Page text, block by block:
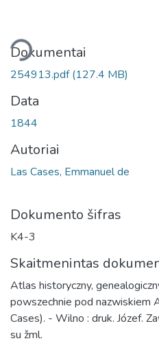
Dokumentai
254913.pdf(127.4 MB)
Data
1844
Autoriai
Las Cases, Emmanuel de
Dokumento šifras
K4-3
Skaitmenintas
Atlas historyczny,
powszechnie pod nazwiskiem
Cases). - Wilno : druk. Józef.
su žml.